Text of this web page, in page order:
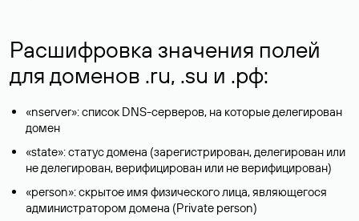
Расшифровка значения полей
для доменов .ru, .su и .рф:
«nserver»: список DNS-серверов, на которые делегирован
домен
«state»: статус домена (зарегистрирован, делегирован или
не делегирован, верифицирован или не верифицирован)
«person»: скрытое имя физического лица, являющегося
администратором домена (Privatе person)